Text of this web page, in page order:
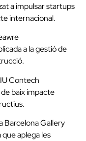
a impulsar startups
internacional.
a la gestió de
Contech
baix impacte
Barcelona Gallery
aplega les